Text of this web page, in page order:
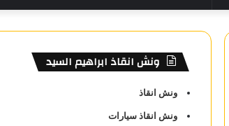
عن
ونش انقاذ ابراهيم السيد
ونش انقاذ
ونش انقاذ سيارات